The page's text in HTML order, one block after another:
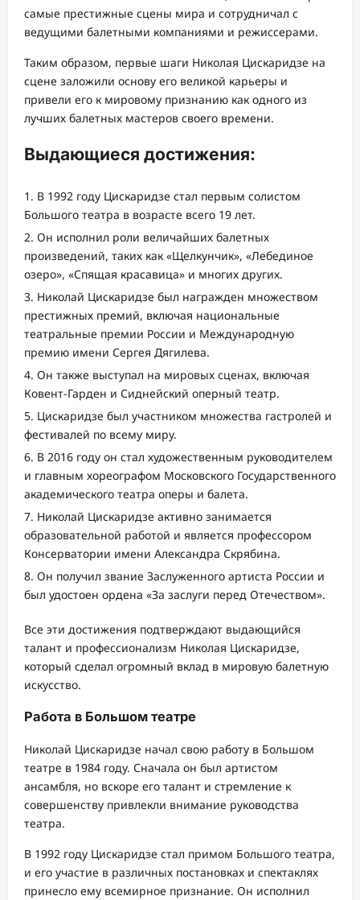
самые престижные сцены мира и сотрудничал с
ведущими балетными компаниями и режиссерами.
Таким образом, первые шаги Николая Цискаридзе на
сцене заложили основу его великой карьеры и
привели его к мировому признанию как одного из
лучших балетных мастеров своего времени.
Выдающиеся достижения:
В 1992 году Цискаридзе стал первым солистом
Большого театра в возрасте всего 19 лет.
Он исполнил роли величайших балетных
произведений, таких как «Щелкунчик», «Лебединое
озеро», «Спящая красавица» и многих других.
Николай Цискаридзе был награжден множеством
престижных премий, включая национальные
театральные премии России и Международную
премию имени Сергея Дягилева.
Он также выступал на мировых сценах, включая
Ковент-Гарден и Сиднейский оперный театр.
Цискаридзе был участником множества гастролей и
фестивалей по всему миру.
В 2016 году он стал художественным руководителем
и главным хореографом Московского Государственного
академического театра оперы и балета.
Николай Цискаридзе активно занимается
образовательной работой и является профессором
Консерватории имени Александра Скрябина.
Он получил звание Заслуженного артиста России и
был удостоен ордена «За заслуги перед Отечеством».
Все эти достижения подтверждают выдающийся
талант и профессионализм Николая Цискаридзе,
который сделал огромный вклад в мировую балетную
искусство.
Работа в Большом театре
Николай Цискаридзе начал свою работу в Большом
театре в 1984 году. Сначала он был артистом
ансамбля, но вскоре его талант и стремление к
совершенству привлекли внимание руководства
театра.
В 1992 году Цискаридзе стал примом Большого театра,
и его участие в различных постановках и спектаклях
принесло ему всемирное признание. Он исполнил